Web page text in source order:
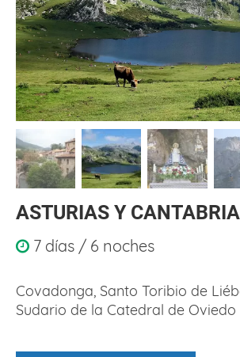
ASTURIAS Y CANTABRIA
7 días / 6 noches
Covadonga, Santo Toribio de
Sudario de la Catedral de Oviedo